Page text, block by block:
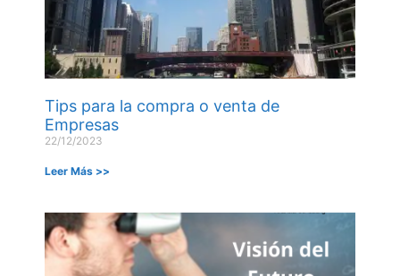
Tips para la compra o venta de
Empresas
22/12/2023
Leer Más >>